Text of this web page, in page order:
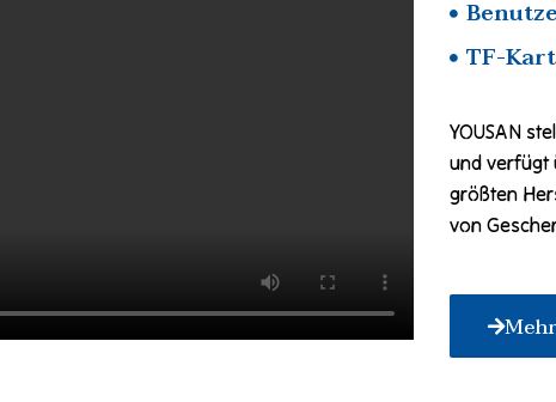
TF-
YOUSAN
und verfügt
größten
von